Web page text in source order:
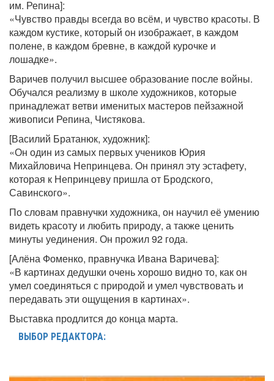
им. Репина]:
«Чувство правды всегда во всём, и чувство красоты. В
каждом кустике, который он изображает, в каждом
полене, в каждом бревне, в каждой курочке и
лошадке».
Варичев получил высшее образование после войны.
Обучался реализму в школе художников, которые
принадлежат ветви именитых мастеров пейзажной
живописи Репина, Чистякова.
[Василий Братанюк, художник]:
«Он один из самых первых учеников Юрия
Михайловича Непринцева. Он принял эту эстафету,
которая к Непринцеву пришла от Бродского,
Савинского».
По словам правнучки художника, он научил её умению
видеть красоту и любить природу, а также ценить
минуты уединения. Он прожил 92 года.
[Алёна Фоменко, правнучка Ивана Варичева]:
«В картинах дедушки очень хорошо видно то, как он
умел соединяться с природой и умел чувствовать и
передавать эти ощущения в картинах».
Выставка продлится до конца марта.
ВЫБОР РЕДАКТОРА: